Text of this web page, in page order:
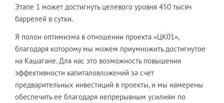
Этапе 1 может достигнуть целевого уровня 450 тысяч
баррелей в сутки.
Я полон оптимизма в отношении проекта «ЦК01»,
благодаря которому мы можем приумножить достигнутое
на Кашагане. Для нас это возможность повышения
эффективности капиталовложений за счет
предварительных инвестиций в проекты, и мы намерены
обеспечить ее благодаря непрерывным усилиям по